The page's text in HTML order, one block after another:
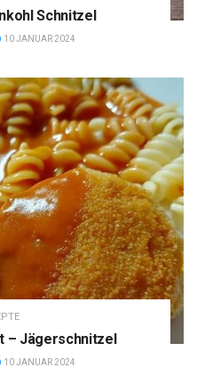
Schnitzel
10 JANUAR 2024
– Jägerschnitzel
10 JANUAR 2024